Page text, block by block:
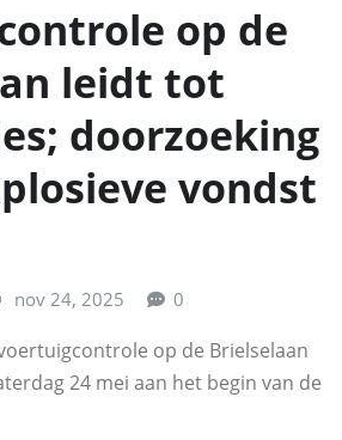
op de
leidt tot
doorzoeking
vondst
nov 24, 2025 0
op de Brielselaan
24 mei aan het begin van de